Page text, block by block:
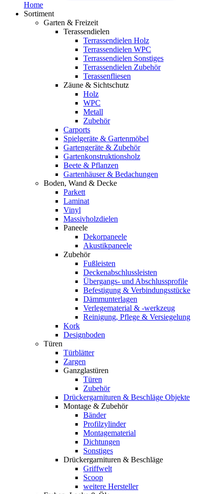
Home
Sortiment
Garten & Freizeit
Terassendielen
Terrassendielen Holz
Terrassendielen WPC
Terrassendielen Sonstiges
Terrassendielen Zubehör
Terassenfliesen
Zäune & Sichtschutz
Holz
WPC
Metall
Zubehör
Carports
Spielgeräte & Gartenmöbel
Gartengeräte & Zubehör
Gartenkonstruktionsholz
Beete & Pflanzen
Gartenhäuser & Bedachungen
Boden, Wand & Decke
Parkett
Laminat
Vinyl
Massivholzdielen
Paneele
Dekorpaneele
Akustikpaneele
Zubehör
Fußleisten
Deckenabschlussleisten
Übergangs- und Abschlussprofile
Befestigung & Verbindungsstücke
Dämmunterlagen
Verlegematerial & -werkzeug
Reinigung, Pflege & Versiegelung
Kork
Designboden
Türen
Türblätter
Zargen
Ganzglastüren
Türen
Zubehör
Drückergarnituren & Beschläge Objekte
Montage & Zubehör
Bänder
Profilzylinder
Montagematerial
Dichtungen
Sonstiges
Drückergarnituren & Beschläge
Griffwelt
Scoop
weitere Hersteller